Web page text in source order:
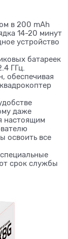
в 200 mAh
14-20 минут
устройство
батареек
ГГц.
обеспечивая
даже
настоящим
освоить все
срок службы